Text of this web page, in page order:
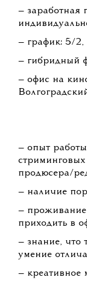
— заработная
— график: 5/
— гибридный
— офис на
— опыт
продюсера/
— наличие
— проживание
приходить в
— знание, что
умение
— креативное